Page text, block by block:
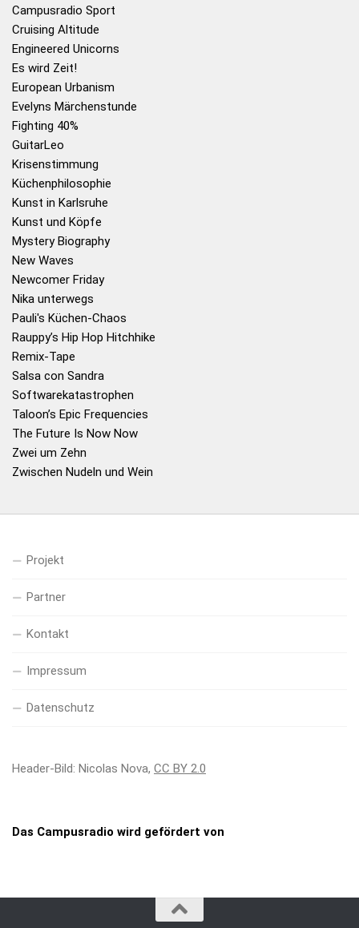
Campusradio Sport
Cruising Altitude
Engineered Unicorns
Es wird Zeit!
European Urbanism
Evelyns Märchenstunde
Fighting 40%
GuitarLeo
Krisenstimmung
Küchenphilosophie
Kunst in Karlsruhe
Kunst und Köpfe
Mystery Biography
New Waves
Newcomer Friday
Nika unterwegs
Pauli's Küchen-Chaos
Rauppy’s Hip Hop Hitchhike
Remix-Tape
Salsa con Sandra
Softwarekatastrophen
Taloon’s Epic Frequencies
The Future Is Now Now
Zwei um Zehn
Zwischen Nudeln und Wein
Projekt
Partner
Kontakt
Impressum
Datenschutz
Header-Bild: Nicolas Nova, CC BY 2.0
Das Campusradio wird gefördert von